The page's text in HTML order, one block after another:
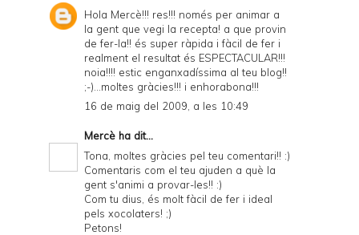
Hola Mercè!!! res!!! només per animar a
la gent que vegi la recepta! a que provin
de fer-la!! és super ràpida i fàcil de fer i
realment el resultat és ESPECTACULAR!!!
noia!!!! estic enganxadíssima al teu blog!!
;-)...moltes gràcies!!! i enhorabona!!!
16 de maig del 2009, a les 10:49
Mercè ha dit...
Tona, moltes gràcies pel teu comentari!! :)
Comentaris com el teu ajuden a què la
gent s'animi a provar-les!! :)
Com tu dius, és molt fàcil de fer i ideal
pels xocolaters! ;)
Petons!